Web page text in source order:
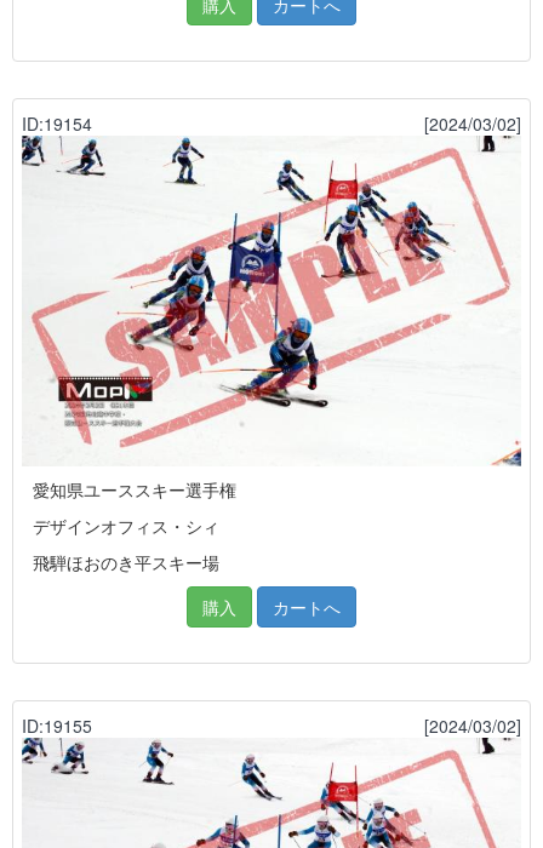
購入 カートへ
ID:19154 [2024/03/02]
愛知県ユーススキー選手権
デザインオフィス・シィ
飛騨ほおのき平スキー場
購入
カートへ
ID:19155 [2024/03/02]